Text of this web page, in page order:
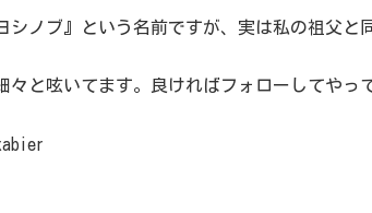
シノブ』という名前ですが、実は私の祖父と
々と呟いてます。良ければフォローしてやっ